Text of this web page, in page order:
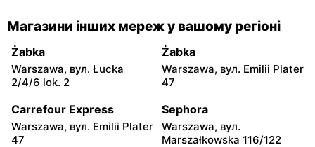
Rossmann
Warszawa, вул. Prosta 68
Rossmann
Warszawa, вул.
Mokotowska 1
Rossmann
Marszałkowska 126/134
Rossmann
Rossmann Rossmann
Магазини інших мереж у вашому регіоні
Żabka
Warszawa, вул. Łucka
2/4/6 lok. 2
Żabka
Warszawa, вул. Emilii Plater
47
Carrefour Express
Warszawa, вул. Emilii Plater
47
Sephora
Warszawa, вул.
Marszałkowska 116/122